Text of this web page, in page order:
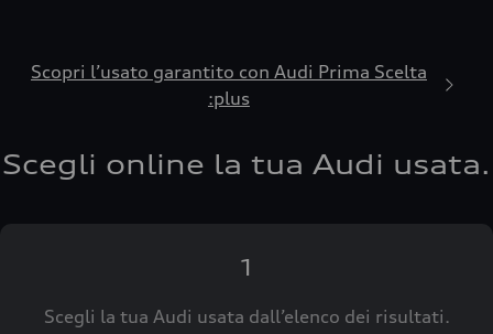
Scopri l’usato garantito con Audi Prima Scelta
:plus
Scegli online la tua Audi usata.
1
Scegli la tua Audi usata dall’elenco dei risultati.